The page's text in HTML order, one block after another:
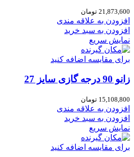
21,873,600 تومان
افزودن به علاقه مندی
افزودن به سبد خرید
نمایش سریع
برای مقایسه اضافه کنید
زانو 90 درجه گازی سایز 27
15,108,800 تومان
افزودن به علاقه مندی
افزودن به سبد خرید
نمایش سریع
برای مقایسه اضافه کنید